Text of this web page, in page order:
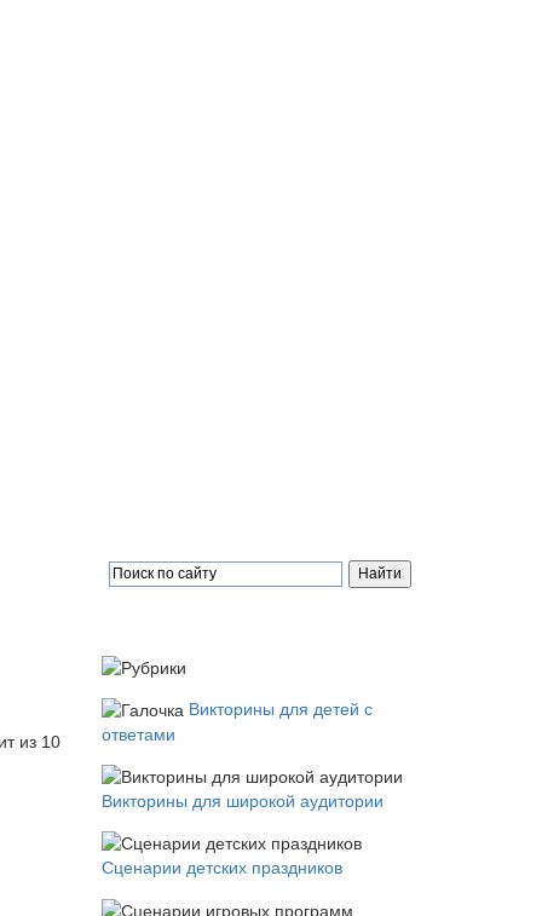
из 10
Викторины для детей с
ответами
Викторины для широкой аудитории
Сценарии детских праздников